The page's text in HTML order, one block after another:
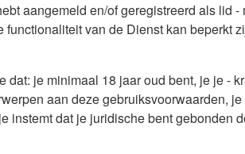
aangemeld en/of geregistreerd als lid
van de Dienst kan beperkt
je minimaal 18 jaar oud bent, je je -
aan deze gebruiksvoorwaarden,
dat je juridische bent gebonden